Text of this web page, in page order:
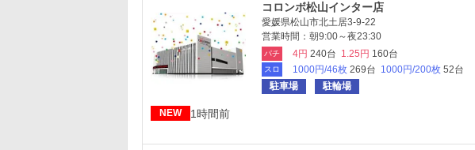
コロンボ松山インター店
愛媛県松山市北土居3-9-22
営業時間：朝9:00～夜23:30
パチ 4円 240台 1.25円 160台
スロ 1000円/46枚 269台 1000円/200枚 52台
駐車場
駐輪場
NEW 1時間前